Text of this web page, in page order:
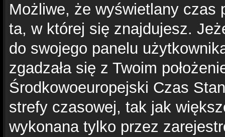
Możliwe, że wyświetlany czas
ta, w której się znajdujesz.
do swojego panelu
zgadzała się z Twoim
Środkowoeuropejski Czas
strefy czasowej, tak jak
wykonana tylko przez